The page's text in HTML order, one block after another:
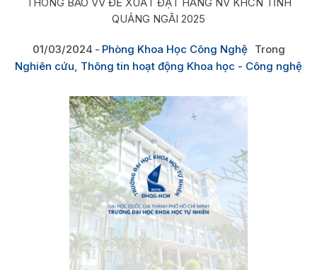
QUẢNG NGÃI 2025
01/03/2024 Phòng Khoa Học Công Nghệ
Trong
Nghiên cứu, Thông tin hoạt động Khoa học - Công nghệ